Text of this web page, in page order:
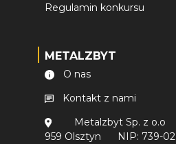
Regulamin konkursu
METALZBYT
O nas
Kontakt z nami
Metalzbyt Sp. z o.o
959 Olsztyn
NIP: 739-